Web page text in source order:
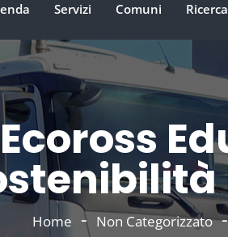
Servizi Comuni
Ecoross
Home Non Categorizzato